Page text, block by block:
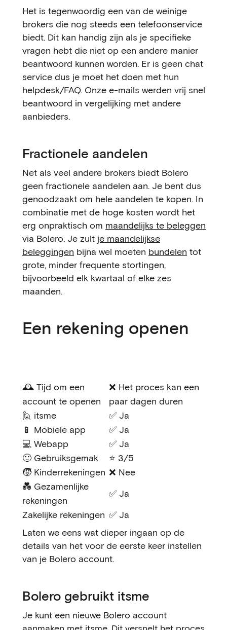
Het is tegenwoordig een van de weinige
brokers die nog steeds een telefoonservice
biedt. Dit kan handig zijn als je specifieke
vragen hebt die niet op een andere manier
beantwoord kunnen worden. Er is geen chat
service dus je moet het doen met hun
helpdesk/FAQ. Onze e-mails werden vrij snel
beantwoord in vergelijking met andere
aanbieders.
Fractionele aandelen
Net als veel andere brokers biedt Bolero
geen fractionele aandelen aan. Je bent dus
genoodzaakt om hele aandelen te kopen. In
combinatie met de hoge kosten wordt het
erg onpraktisch om maandelijks te beleggen
via Bolero. Je zult je maandelijkse
beleggingen bijna wel moeten bundelen tot
grote, minder frequente stortingen,
bijvoorbeeld elk kwartaal of elke zes
maanden.
Een rekening openen
🕰️ Tijd om een
account te openen
❌ Het proces kan een
paar dagen duren
🙋 itsme
✅ Ja
📱 Mobiele app
✅ Ja
💻 Webapp
✅ Ja
🙂 Gebruiksgemak
⭐ 3/5
🧒 Kinderrekeningen ❌ Nee
💑 Gezamenlijke
rekeningen
✅ Ja
Zakelijke rekeningen ✅ Ja
Laten we eens wat dieper ingaan op de
details van het voor de eerste keer instellen
van je Bolero account.
Bolero gebruikt itsme
Je kunt een nieuwe Bolero account